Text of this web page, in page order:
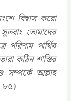
বিশ্বাস করো
তোমাদের
পার্থিব
কঠিন শাস্তির
সম্পর্কে আল্লাহ
৮৫)